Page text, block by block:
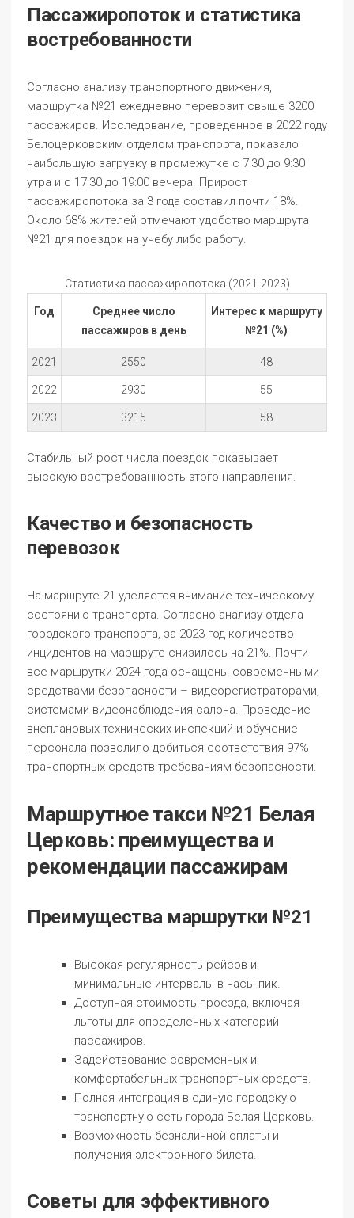
Пассажиропоток и статистика
востребованности
Согласно анализу транспортного движения,
маршрутка №21 ежедневно перевозит свыше 3200
пассажиров. Исследование, проведенное в 2022 году
Белоцерковским отделом транспорта, показало
наибольшую загрузку в промежутке с 7:30 до 9:30
утра и с 17:30 до 19:00 вечера. Прирост
пассажиропотока за 3 года составил почти 18%.
Около 68% жителей отмечают удобство маршрута
№21 для поездок на учебу либо работу.
Статистика пассажиропотока (2021-2023)
Год
Среднее число
пассажиров в день
Интерес к маршруту
№21 (%)
2021 2550 48
2022 2930 55
2023 3215 58
Стабильный рост числа поездок показывает
высокую востребованность этого направления.
Качество и безопасность
перевозок
На маршруте 21 уделяется внимание техническому
состоянию транспорта. Согласно анализу отдела
городского транспорта, за 2023 год количество
инцидентов на маршруте снизилось на 21%. Почти
все маршрутки 2024 года оснащены современными
средствами безопасности – видеорегистраторами,
системами видеонаблюдения салона. Проведение
внеплановых технических инспекций и обучение
персонала позволило добиться соответствия 97%
транспортных средств требованиям безопасности.
Маршрутное такси №21 Белая
Церковь: преимущества и
рекомендации пассажирам
Преимущества маршрутки №21
Высокая регулярность рейсов и
минимальные интервалы в часы пик.
Доступная стоимость проезда, включая
льготы для определенных категорий
пассажиров.
Задействование современных и
комфортабельных транспортных средств.
Полная интеграция в единую городскую
транспортную сеть города Белая Церковь.
Возможность безналичной оплаты и
получения электронного билета.
Советы для эффективного